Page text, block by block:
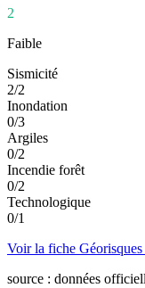
2
Faible
Sismicité
2/2
Inondation
0/3
Argiles
0/2
Incendie forêt
0/2
Technologique
0/1
Voir la fiche
source : données